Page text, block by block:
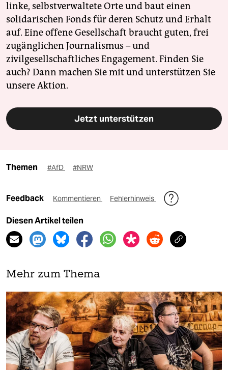
linke, selbstverwaltete Orte und baut einen
solidarischen Fonds für deren Schutz und Erhalt
auf. Eine offene Gesellschaft braucht guten, frei
zugänglichen Journalismus – und
zivilgesellschaftliches Engagement. Finden Sie
auch? Dann machen Sie mit und unterstützen Sie
unsere Aktion.
Jetzt unterstützen
Themen #AfD #NRW
Feedback Kommentieren Fehlerhinweis
Diesen Artikel teilen
Mehr zum Thema